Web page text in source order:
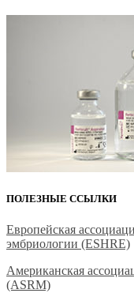
ПОЛЕЗНЫЕ ССЫЛКИ
Европейская
эмбриологии (ESHRE)
Американская
(ASRM)